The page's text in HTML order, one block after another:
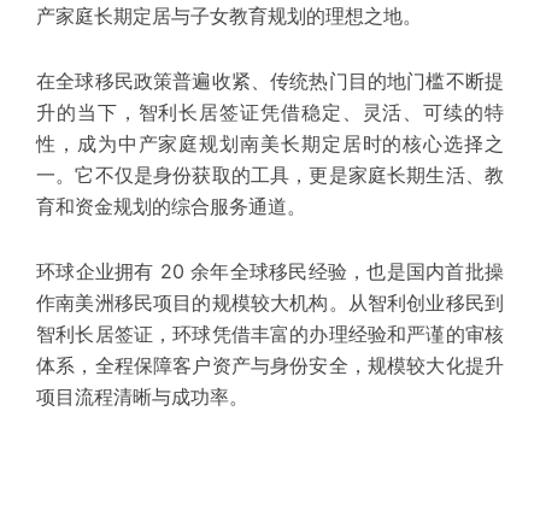
产家庭长期定居与子女教育规划的理想之地。
在全球移民政策普遍收紧、传统热门目的地门槛不断提
升的当下，智利长居签证凭借稳定、灵活、可续的特
性，成为中产家庭规划南美长期定居时的核心选择之
一。它不仅是身份获取的工具，更是家庭长期生活、教
育和资金规划的综合服务通道。
环球企业拥有 20 余年全球移民经验，也是国内首批操
作南美洲移民项目的规模较大机构。从智利创业移民到
智利长居签证，环球凭借丰富的办理经验和严谨的审核
体系，全程保障客户资产与身份安全， 规模较大化提升
项目流程清晰与成功率。